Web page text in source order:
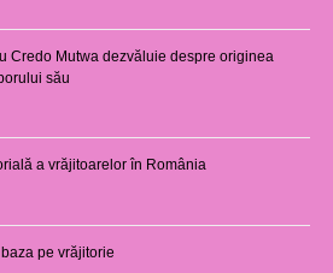
Credo Mutwa dezvăluie despre originea
său
a vrăjitoarelor în România
pe vrăjitorie